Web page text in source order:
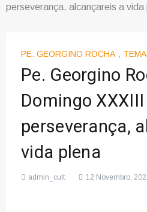
perseverança, alcançareis a vida
PE. GEORGINO ROCHA ,
Pe. Georgino
Domingo
perseverança,
vida plena
admin_cult 12 Novembro,